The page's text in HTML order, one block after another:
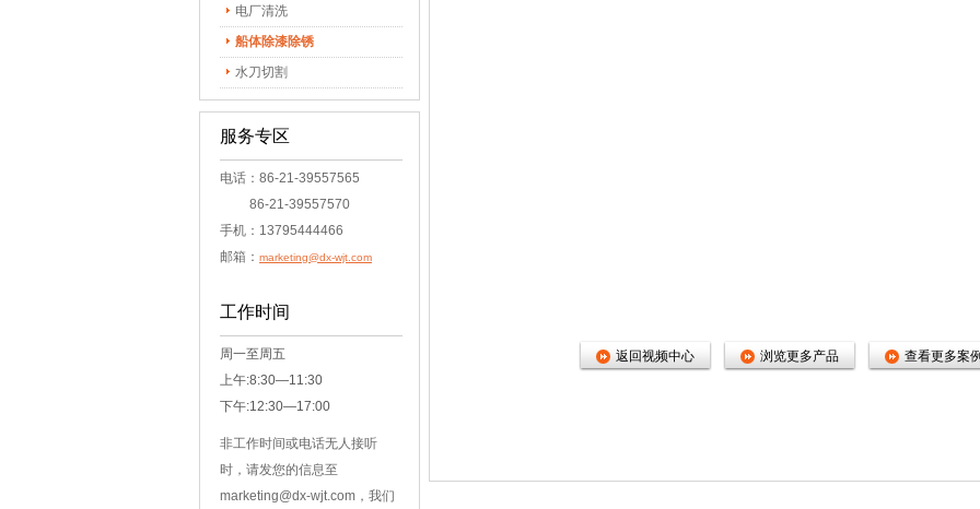
电厂清洗
船体除漆除锈
水刀切割
服务专区
电话：86-21-39557565
86-21-39557570
手机：13795444466
邮箱： marketing@dx-wjt.com
工作时间
周一至周五
上午:8:30—11:30
下午:12:30—17:00
非工作时间或电话无人接听
时，请发您的信息至
marketing@dx-wjt.com，我们
返回视频中心 浏览更多产品 查看更多案